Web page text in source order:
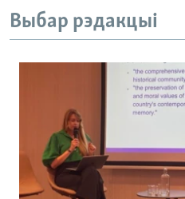
Выбар рэдакцыі